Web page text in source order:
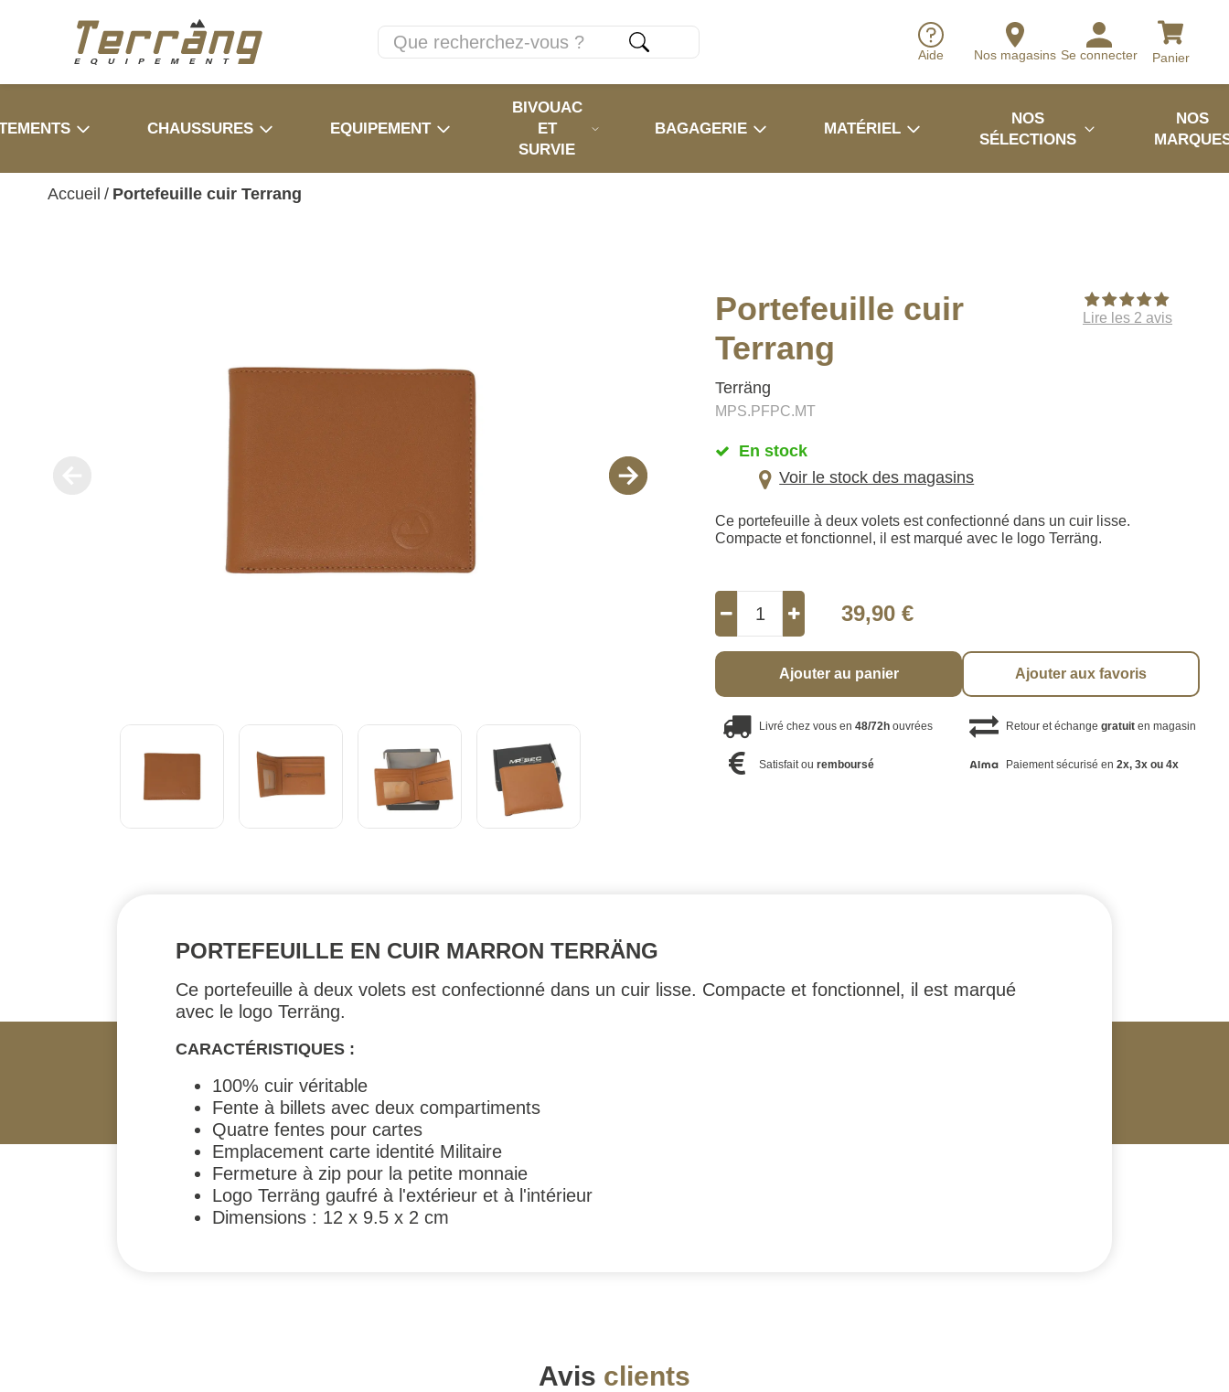
Aide Nos magasins Se connecter Panier
CHAUSSURES EQUIPEMENT
BIVOUAC
ET
SURVIE
BAGAGERIE MATÉRIEL
NOS
SÉLECTIONS
NOS
Accueil / Portefeuille cuir Terrang
Portefeuille cuir
Terrang
Terräng
MPS.PFPC.MT
Lire les 2 avis
En stock
Voir le stock des magasins
Ce portefeuille à deux volets est confectionné dans un cuir lisse.
Compacte et fonctionnel, il est marqué avec le logo Terräng.
39,90 €
Ajouter au panier Ajouter aux favoris
Livré chez vous en48/72h ouvrées Retour et échange gratuiten magasin
Satisfait ouremboursé Paiement sécurisé en 2x, 3x ou 4x
PORTEFEUILLE EN CUIR MARRON TERRÄNG
Ce portefeuille à deux volets est confectionné dans un cuir lisse. Compacte et fonctionnel, il est marqué
avec le logo Terräng.
CARACTÉRISTIQUES :
100% cuir véritable
Fente à billets avec deux compartiments
Quatre fentes pour cartes
Emplacement carte identité Militaire
Fermeture à zip pour la petite monnaie
Logo Terräng gaufré à l'extérieur et à l'intérieur
Dimensions : 12 x 9.5 x 2 cm
Avis clients